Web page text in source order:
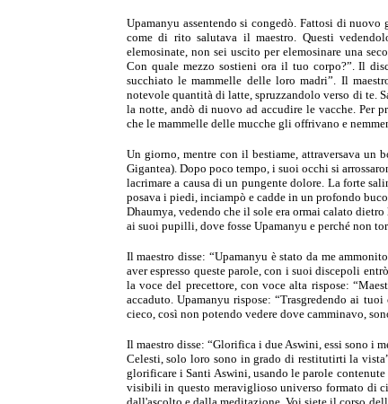
Upamanyu assentendo si congedò. Fattosi di
come di rito salutava il maestro. Questi
elemosinate, non sei uscito per elemosinare una
Con quale mezzo sostieni ora il tuo corpo?”.Il
succhiato le mammelle delle loro madri”. Il
notevole quantità di latte, spruzzandolo verso di te.
la notte, andò di nuovo ad accudire le vacche. Per
che le mammelle delle mucche gli offrivano e
Un giorno, mentre con il bestiame, attraversava un
Gigantea). Dopo poco tempo, i suoi occhi si
lacrimare a causa di un pungente dolore. La forte
posava i piedi, inciampò e cadde in un profondo
Dhaumya, vedendo che il sole era ormai calato
ai suoi pupilli, dove fosse Upamanyu e perché non
Il maestro disse: “Upamanyu è stato da me
aver espresso queste parole, con i suoi discepoli
la voce del precettore, con voce alta rispose:
accaduto. Upamanyu rispose: “Trasgredendo ai
cieco, così non potendo vedere dove camminavo,
Il maestro disse: “Glorifica i due Aswini, essi sono i
Celesti, solo loro sono in grado di restitutirti la
glorificare i Santi Aswini, usando le parole
visibili inquesto meraviglioso universo formato di
dall'ascolto e dalla meditazione. Voi siete il corso